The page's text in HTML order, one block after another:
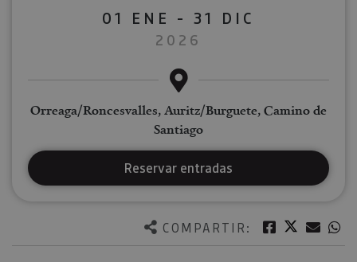
COMPARTIR: Facebook
Twitter
01 ENE - 31 DIC
2026
Orreaga/Roncesvalles, Auritz/Burguete, Camino de
Santiago
Reservar entradas